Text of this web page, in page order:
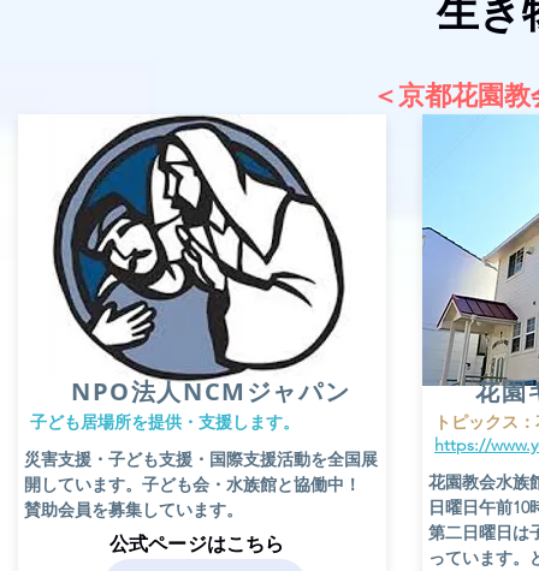
＜京都花園
​NPO法人NCMジャパン
​子ども居場所を提供・支援します。
​災害支援・子ども支援・国際支援活動を全国展
開しています。子ども会・水族館と協働中！
賛助会員を募集しています。
​公式ページはこちら
花園
トピックス
https://
花園教会水族
日曜日午前
第二日曜日は
っています。